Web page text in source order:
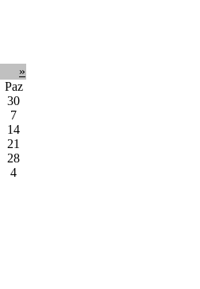
»
Paz
30
7
14
21
28
4